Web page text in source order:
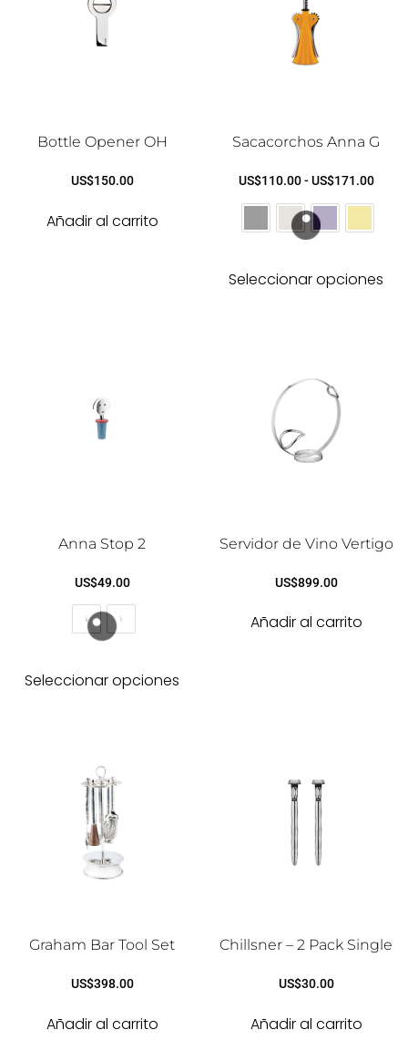
Bottle Opener OH
US$150.00
Añadir al carrito
Sacacorchos Anna G
US$110.00 - US$171.00
Seleccionar opciones
Anna Stop 2
US$49.00
Seleccionar opciones
Servidor de Vino Vertigo
US$899.00
Añadir al carrito
Graham Bar Tool Set
US$398.00
Añadir al carrito
Chillsner – 2 Pack Single
US$30.00
Añadir al carrito